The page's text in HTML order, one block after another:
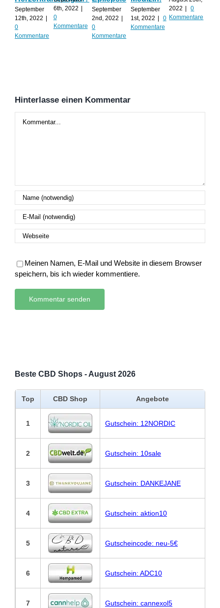
September
12th, 2022
0
Kommentare
6th, 2022
0
Kommentare
September
2nd, 2022
0
Kommentare
September
1st, 2022
0
Kommentare
2022
0
Kommentare
Hinterlasse einen Kommentar
Meinen Namen, E-Mail und Website in diesem Browser
speichern, bis ich wieder kommentiere.
Beste CBD Shops - August 2026
Top CBD Shop Angebote
1 Gutschein: 12NORDIC
2 Gutschein: 10sale
3 Gutschein: DANKEJANE
4 Gutschein: aktion10
5 Gutscheincode: neu-5€
6 Gutschein: ADC10
7 Gutschein: cannexol5